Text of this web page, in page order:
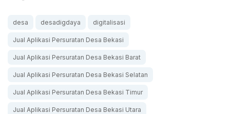
desa desadigdaya digitalisasi
Jual Aplikasi Persuratan Desa Bekasi
Jual Aplikasi Persuratan Desa Bekasi Barat
Jual Aplikasi Persuratan Desa Bekasi Selatan
Jual Aplikasi Persuratan Desa Bekasi Timur
Jual Aplikasi Persuratan Desa Bekasi Utara